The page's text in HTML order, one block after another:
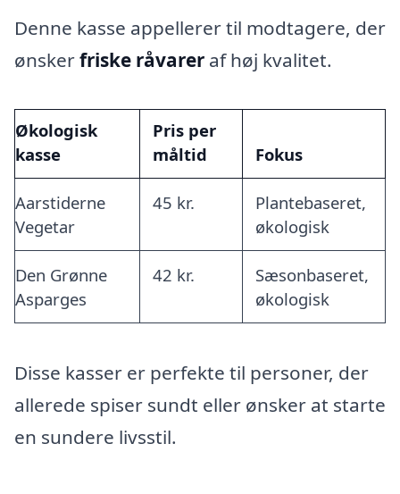
Denne kasse appellerer til modtagere, der
ønskerfriske råvarer af høj kvalitet.
Økologisk
kasse
Pris per
måltid
Fokus
Aarstiderne
Vegetar
45 kr.
Plantebaseret,
økologisk
Den Grønne
Asparges
42 kr.
Sæsonbaseret,
økologisk
Disse kasser er perfekte til personer, der
allerede spiser sundt eller ønsker at starte
en sundere livsstil.